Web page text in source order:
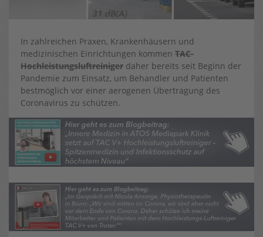
In zahlreichen Praxen, Krankenhäusern und
medizinischen Einrichtungen kommen TAC-
Hochleistungsluftreiniger daher bereits seit Beginn der
Pandemie zum Einsatz, um Behandler und Patienten
bestmöglich vor einer aerogenen Übertragung des
Coronavirus zu schützen.